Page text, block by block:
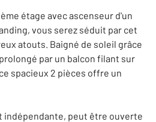
étage avec ascenseur d'un
vous serez séduit par cet
atouts. Baigné de soleil grâce
par un balcon filant sur
spacieux 2 pièces offre un
indépendante, peut être ouverte